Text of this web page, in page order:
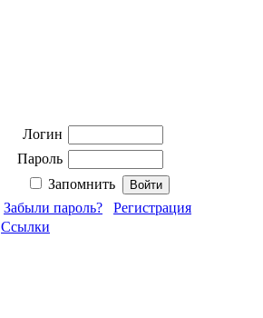
Логин
Пароль
Запомнить
Забыли пароль?
Регистрация
Ссылки